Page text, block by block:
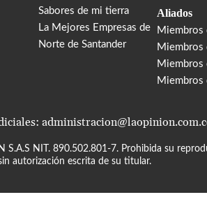
Sabores de mi tierra
La Mejores Empresas de
Norte de Santander
Aliados
Miembros
Miembros
Miembros
Miembros
S.A.S NIT. 890.502.801-7. Prohibida su
autorización escrita de su titular.